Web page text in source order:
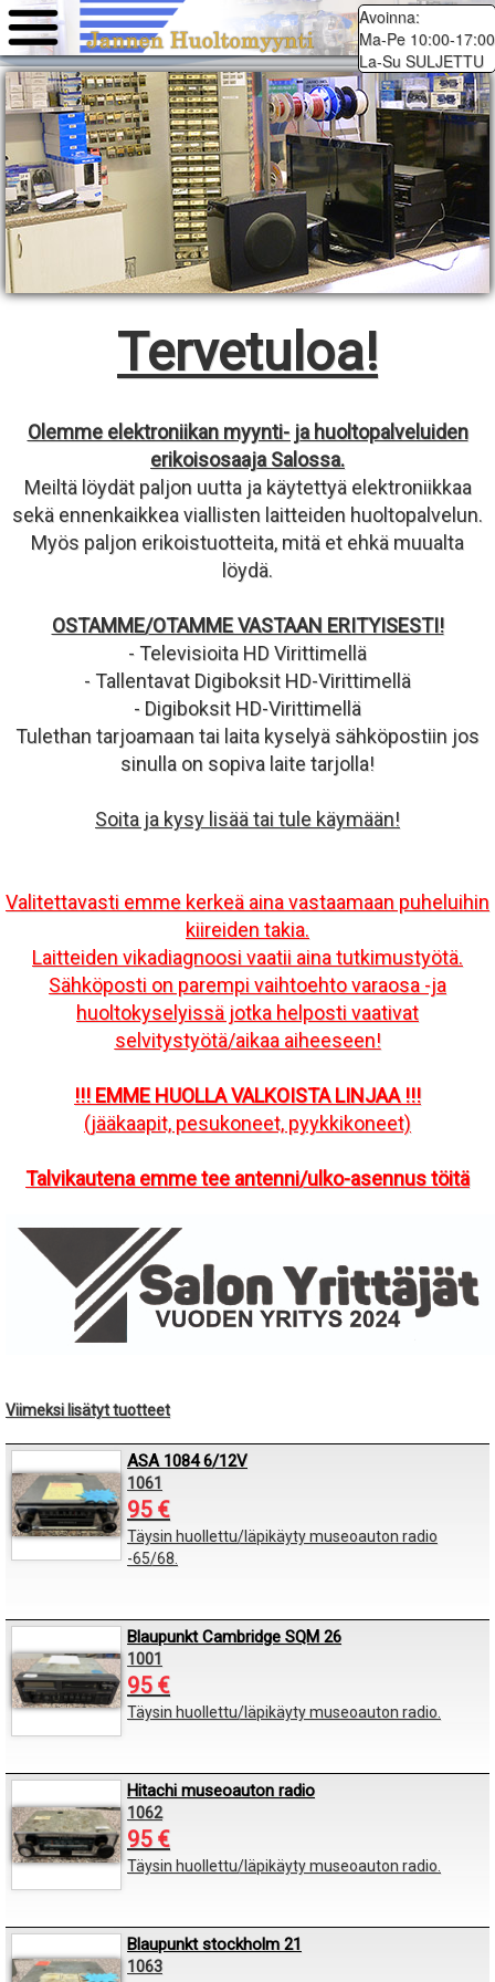
Avoinna:
Ma-Pe 10:00-17:00
La-Su SULJETTU
Tervetuloa!
Olemme elektroniikan myynti- ja huoltopalveluiden
erikoisosaaja Salossa.
Meiltä löydät paljon uutta ja käytettyä elektroniikkaa
sekä ennenkaikkea viallisten laitteiden huoltopalvelun.
Myös paljon erikoistuotteita, mitä et ehkä muualta
löydä.
OSTAMME/OTAMME VASTAAN ERITYISESTI!
- Televisioita HD Virittimellä
- Tallentavat Digiboksit HD-Virittimellä
- Digiboksit HD-Virittimellä
Tulethan tarjoamaan tai laita kyselyä sähköpostiin jos
sinulla on sopiva laite tarjolla!
Soita ja kysy lisää tai tule käymään!
Valitettavasti emme kerkeä aina vastaamaan puheluihin
kiireiden takia.
Laitteiden vikadiagnoosi vaatii aina tutkimustyötä.
Sähköposti on parempi vaihtoehto varaosa -ja
huoltokyselyissä jotka helposti vaativat
selvitystyötä/aikaa aiheeseen!
!!! EMME HUOLLA VALKOISTA LINJAA !!!
(jääkaapit, pesukoneet, pyykkikoneet)
Talvikautena emme tee antenni/ulko-asennus töitä
Viimeksi lisätyt tuotteet
ASA 1084 6/12V
1061
95 €
Täysin huollettu/läpikäyty museoauton radio
-65/68.
Blaupunkt Cambridge SQM 26
1001
95 €
Täysin huollettu/läpikäyty museoauton radio.
Hitachi museoauton radio
1062
95 €
Täysin huollettu/läpikäyty museoauton radio.
Blaupunkt stockholm 21
1063